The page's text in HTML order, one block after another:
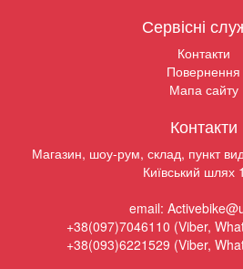
Сервісні
Контакти
Повернення
Мапа сайту
Контакти
Магазин, шоу-рум, склад, пункт
Київський шлях
email:
+38(097)7046110 (Viber,
+38(093)6221529 (Viber,